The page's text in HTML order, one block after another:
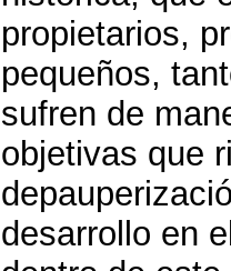
propietarios,
pequeños,
sufren de
objetivas que
desarrollo en